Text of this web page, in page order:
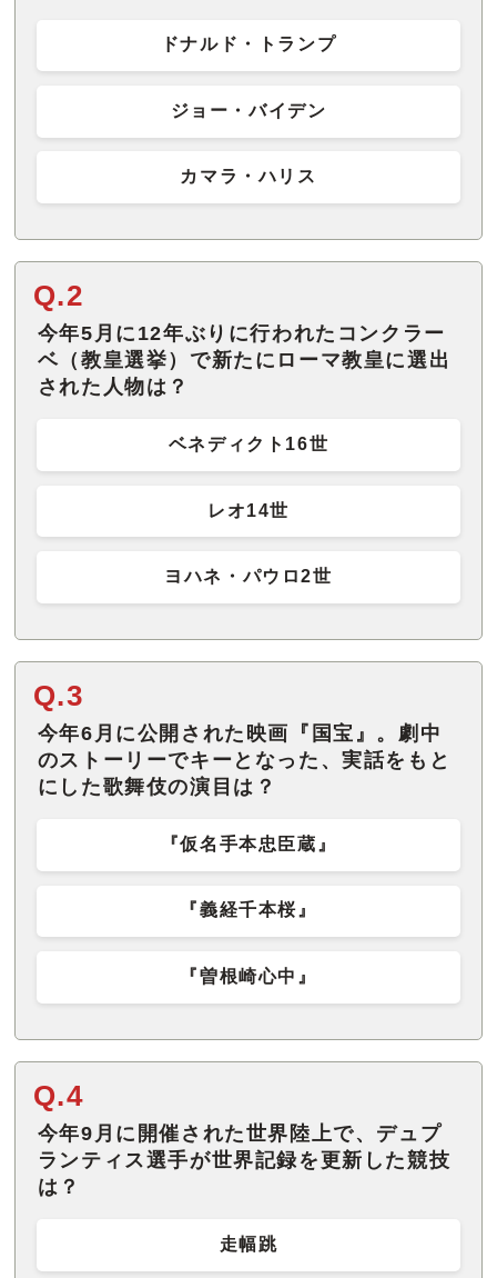
ドナルド・トランプ
ジョー・バイデン
カマラ・ハリス
Q.2
今年5月に12年ぶりに行われたコンクラー
ベ（教皇選挙）で新たにローマ教皇に選出
された人物は？
ベネディクト16世
レオ14世
ヨハネ・パウロ2世
Q.3
今年6月に公開された映画『国宝』。劇中
のストーリーでキーとなった、実話をもと
にした歌舞伎の演目は？
『仮名手本忠臣蔵』
『義経千本桜』
『曽根崎心中』
Q.4
今年9月に開催された世界陸上で、デュプ
ランティス選手が世界記録を更新した競技
は？
走幅跳